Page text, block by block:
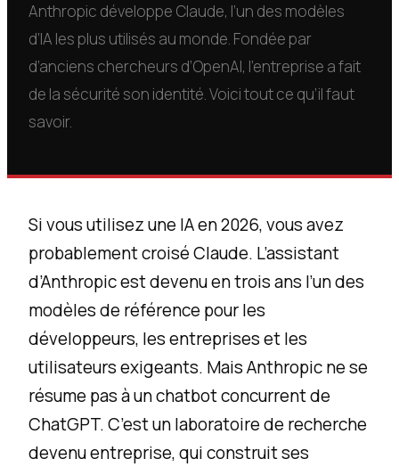
Anthropic développe Claude, l’un des modèles
d’IA les plus utilisés au monde. Fondée par
d’anciens chercheurs d’OpenAI, l’entreprise a fait
de la sécurité son identité. Voici tout ce qu’il faut
savoir.
Si vous utilisez une IA en 2026, vous avez
probablement croisé Claude. L’assistant
d’Anthropic est devenu en trois ans l’un des
modèles de référence pour les
développeurs, les entreprises et les
utilisateurs exigeants. Mais Anthropic ne se
résume pas à un chatbot concurrent de
ChatGPT. C’est un laboratoire de recherche
devenu entreprise, qui construit ses